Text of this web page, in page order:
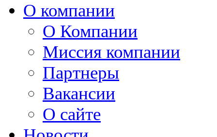
О компании
О Компании
Миссия компании
Партнеры
Вакансии
О сайте